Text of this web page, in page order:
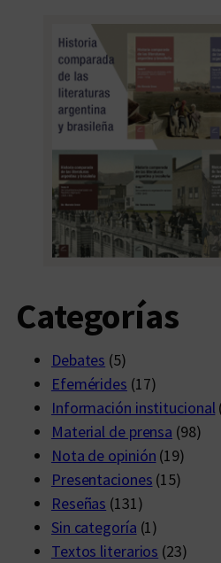
Categorías
Debates (5)
Efemérides (17)
Información institucional
Material de prensa (98)
Nota de opinión (19)
Presentaciones (15)
Reseñas (131)
Sin categoría (1)
Textos literarios (23)